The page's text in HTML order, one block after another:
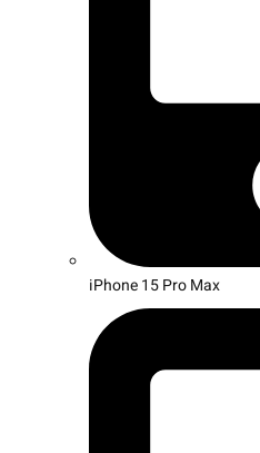
iPhone 15 Pro Max